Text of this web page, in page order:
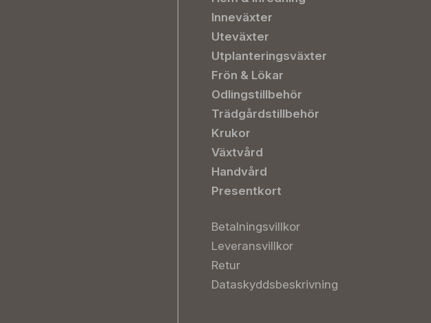
Inneväxter
Uteväxter
Utplanteringsväxter
Frön & Lökar
Odlingstillbehör
Trädgårdstillbehör
Krukor
Växtvård
Handvård
Presentkort
Betalningsvillkor
Leveransvillkor
Retur
Dataskyddsbeskrivning